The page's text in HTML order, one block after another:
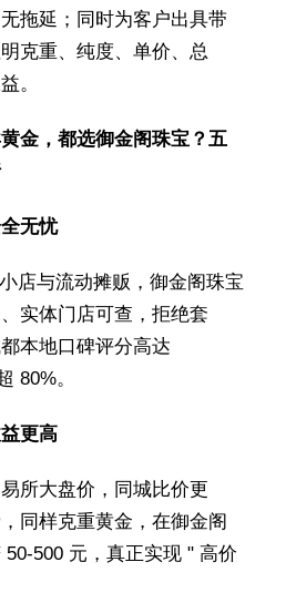
拖延；同时为客户出具带
克重、纯度、单价、总
。
金，都选御金阁珠宝？五
无忧
店与流动摊贩，御金阁珠宝
实体门店可查，拒绝套
本地口碑评分高达
80%。
更高
所大盘价，同城比价更
同样克重黄金，在御金阁
500 元，真正实现 " 高价